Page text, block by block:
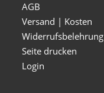
AGB
Versand | Kosten
Widerrufsbelehrung
Seite drucken
Login